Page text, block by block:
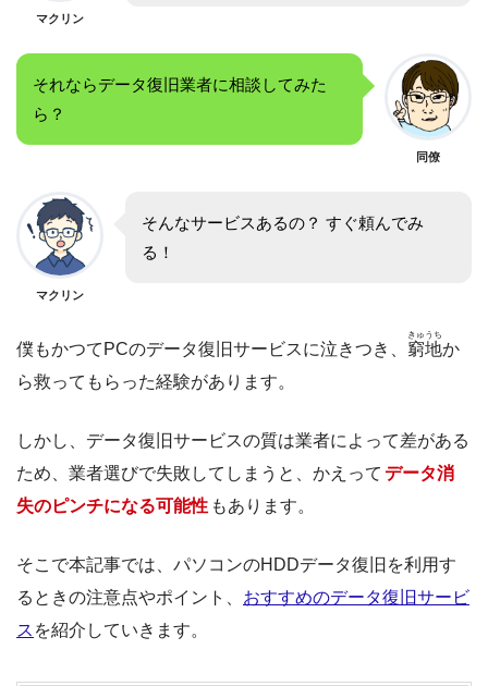
マクリン
それならデータ復旧業者に相談してみた
ら？
同僚
マクリン
そんなサービスあるの？ すぐ頼んでみ
る！
僕もかつてPCのデータ復旧サービスに泣きつき、 窮地
きゅうち
か
ら救ってもらった経験があります。
しかし、データ復旧サービスの質は業者によって差がある
ため、業者選びで失敗してしまうと、かえって データ消
失のピンチになる可能性 もあります。
そこで本記事では、パソコンのHDDデータ復旧を利用す
るときの注意点やポイント、 おすすめのデータ復旧サービ
ス を紹介していきます。